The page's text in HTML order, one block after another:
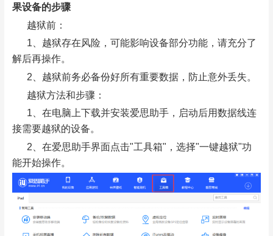
果设备的步骤
越狱前：
1、越狱存在风险，可能影响设备部分功能，请充分了
解后再操作。
2、越狱前务必备份好所有重要数据，防止意外丢失。
越狱方法和步骤：
1、在电脑上下载并安装爱思助手，启动后用数据线连
接需要越狱的设备。
2、在爱思助手界面点击"工具箱"，选择"一键越狱"功
能开始操作。